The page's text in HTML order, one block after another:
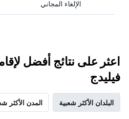
الإلغاء المجاني
اعثر على نتائج أفضل
فيليدج
البلدان الأكثر شعبية المدن الأكثر